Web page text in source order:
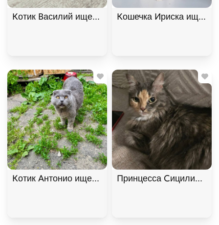
Котик Василий ищет дом. В дар!, Черный,
Кошечка Ириска ищет
Котик Антонио ищет дом. В дар!, Голубой,
Принцесса Сицилия